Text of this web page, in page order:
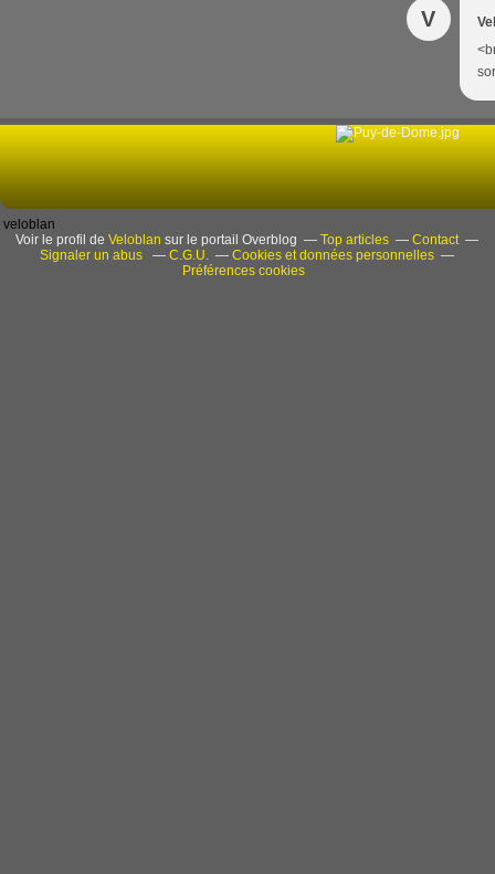
V
veloblan
Voir le profil deVeloblan sur le portail Overblog Top articles
Contact
Signaler un abus
C.G.U.
Cookies et données personnelles
Préférences cookies